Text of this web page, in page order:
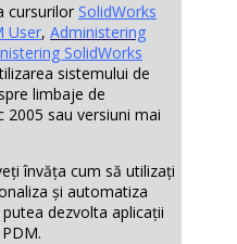
cursurilor SolidWorks
User, Administering
SolidWorks
sistemului de
limbaje de
2005 sau versiuni mai
învăța cum să utilizați
și automatiza
dezvolta aplicații